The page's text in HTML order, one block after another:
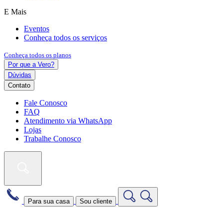
E Mais
Eventos
Conheça todos os serviços
Conheça todos os planos
Por que a Vero?
Dúvidas
Contato
Fale Conosco
FAQ
Atendimento via WhatsApp
Lojas
Trabalhe Conosco
Para sua casa Sou cliente